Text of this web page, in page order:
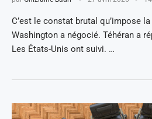
C’est le constat brutal qu’impose
Washington a négocié. Téhéran a
Les États-Unis ont suivi. …